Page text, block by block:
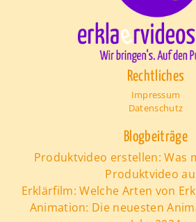
Rechtliches
Impressum
Datenschutz
Blogbeiträge
Produktvideo erstellen: Was
Produktvideo
Erklärfilm: Welche Arten von
Animation: Die neuesten